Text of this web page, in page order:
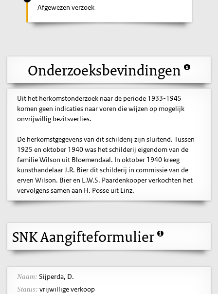
Afgewezen verzoek
Onderzoeksbevindingen
Uit het herkomstonderzoek naar de periode 1933-1945
komen geen indicaties naar voren die wijzen op mogelijk
onvrijwillig bezitsverlies.
De herkomstgegevens van dit schilderij zijn sluitend. Tussen
1925 en oktober 1940 was het schilderij eigendom van de
familie Wilson uit Bloemendaal. In oktober 1940 kreeg
kunsthandelaar J.R. Bier dit schilderij in commissie van de
erven Wilson. Bier en L.W.S. Paardenkooper verkochten het
vervolgens samen aan H. Posse uit Linz.
SNK Aangifteformulier
Naam: Sijperda, D.
Status: vrijwillige verkoop